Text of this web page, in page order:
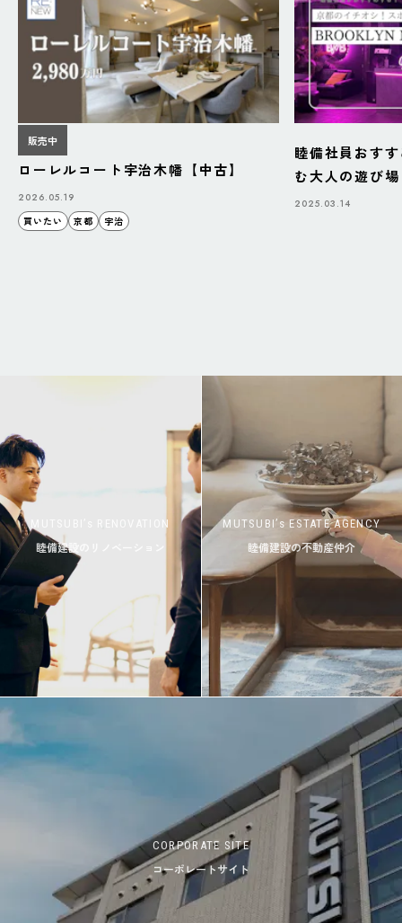
販売中
ローレルコート宇治木幡【中古】
2026.05.19
買いたい
京都 宇治
睦備社員おす
む大人の遊び
BAZAAR」
2025.03.14
MUTSUBI’s RENOVATION
睦備建設のリノベーション
MUTSUBI’s ESTATE AGENCY
睦備建設の不動産仲介
CORPORATE SITE
コーポレートサイト